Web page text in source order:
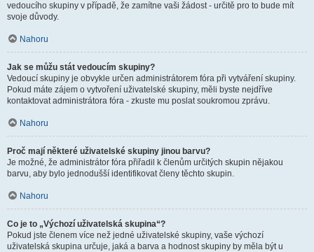
vedoucího skupiny v případě, že zamítne vaši žádost - určitě pro to bude mít
svoje důvody.
Nahoru
Jak se můžu stát vedoucím skupiny?
Vedoucí skupiny je obvykle určen administrátorem fóra při vytváření skupiny.
Pokud máte zájem o vytvoření uživatelské skupiny, měli byste nejdříve
kontaktovat administrátora fóra - zkuste mu poslat soukromou zprávu.
Nahoru
Proč mají některé uživatelské skupiny jinou barvu?
Je možné, že administrátor fóra přiřadil k členům určitých skupin nějakou
barvu, aby bylo jednodušší identifikovat členy těchto skupin.
Nahoru
Co je to „Výchozí uživatelská skupina“?
Pokud jste členem více než jedné uživatelské skupiny, vaše výchozí
uživatelská skupina určuje, jaká a barva a hodnost skupiny by měla být u